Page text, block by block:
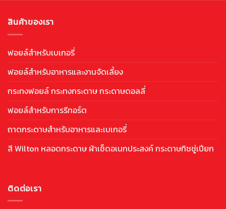
สินค้าของเรา
ฟอยล์สำหรับเบเกอรี่
ฟอยล์สำหรับอาหารและงานจัดเลี้ยง
กระทงฟอยล์ กระทงกระดาษ กระดาษดอลลี่
ฟอยล์สำหรับการรีทอร์ต
ถาดกระดาษสำหรับอาหารและเบเกอรี่
สี Wilton หลอดกระดาษ ผ้าเช็ดอเนกประสงค์ กระดาษทิชชู่เปียก
ติดต่อเรา